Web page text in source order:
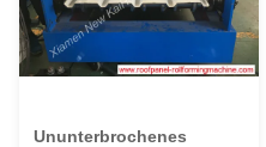
Ununterbrochenes